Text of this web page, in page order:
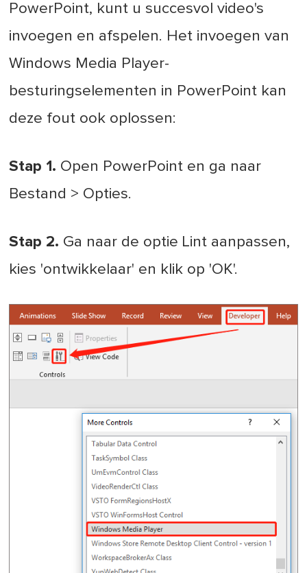
PowerPoint, kunt u succesvol video's
invoegen en afspelen. Het invoegen van
Windows Media Player-
besturingselementen in PowerPoint kan
deze fout ook oplossen:
Stap 1. Open PowerPoint en ga naar
Bestand > Opties.
Stap 2. Ga naar de optie Lint aanpassen,
kies 'ontwikkelaar' en klik op 'OK'.